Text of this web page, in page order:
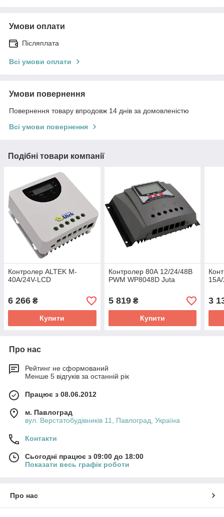
Умови оплати
Післяплата
Всі умови оплати
Умови повернення
Повернення товару впродовж 14 днів за домовленістю
Всі умови повернення
Подібні товари компанії
Контролер ALTEK M-
40А/24V-LCD
6 266 ₴
Купити
Контролер 80А 12/24/48В
PWM WP8048D Juta
5 819₴
Купити
3
Про нас
Рейтинг не сформований
Менше 5 відгуків за останній рік
Працює з 08.06.2012
м. Павлоград
вул. Верстатобудівників 11, Павлоград, Україна
Контакти
Сьогодні працює з 09:00 до 18:00
Показати весь графік роботи
Про нас